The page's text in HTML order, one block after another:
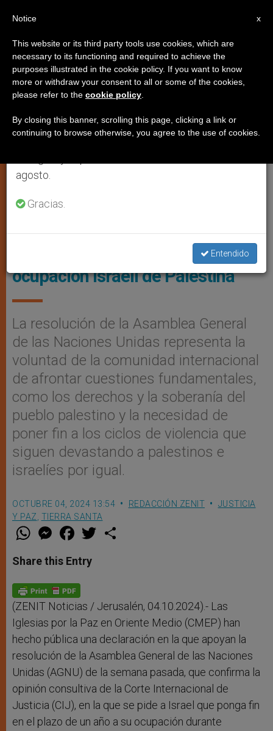
JUSTICIA Y PAZ,TIERRA SANTA
Asamblea General De Las Naciones Unidas (AGNU) Foto: UN News
Iglesias celebra la resolución de
la ONU que pide el fin de la
ocupación israelí de Palestina
La resolución de la Asamblea General
de las Naciones Unidas representa la
voluntad de la comunidad internacional
de afrontar cuestiones fundamentales,
como los derechos y la soberanía del
pueblo palestino y la necesidad de
poner fin a los ciclos de violencia que
siguen devastando a palestinos e
israelíes por igual.
OCTUBRE 04, 2024 13:54 REDACCIÓN ZENIT
JUSTICIA
Y PAZ TIERRA SANTA
W
t
s
p
p
M
e
s
e
g
e
r
F
a
e
b
o
k
w
Share this Entry
(ZENIT Noticias / Jerusalén, 04.10.2024).- Las
Iglesias por la Paz en Oriente Medio (CMEP) han
hecho pública una declaración en la que apoyan la
resolución de la Asamblea General de las Naciones
Unidas (AGNU) de la semana pasada, que confirma la
opinión consultiva de la Corte Internacional de
Justicia (CIJ), en la que se pide a Israel que ponga fin
en el plazo de un año a su ocupación durante
×
Aviso importante
Del 27 de julio al 7 de agosto haremos la pausa
anual, aprovechando que en el periodo de verano
se generan menos informaciones y también el
agosto.
Gracias.
Entendido
x
Notice
This website or its third party tools use cookies, which are
necessary to its functioning and required to achieve the
purposes illustrated in the cookie policy. If you want to know
more or withdraw your consent to all or some of the cookies,
please refer to the cookie policy
By closing this banner, scrolling this page, clicking a link or
continuing to browse otherwise, you agree to the use of cookies.